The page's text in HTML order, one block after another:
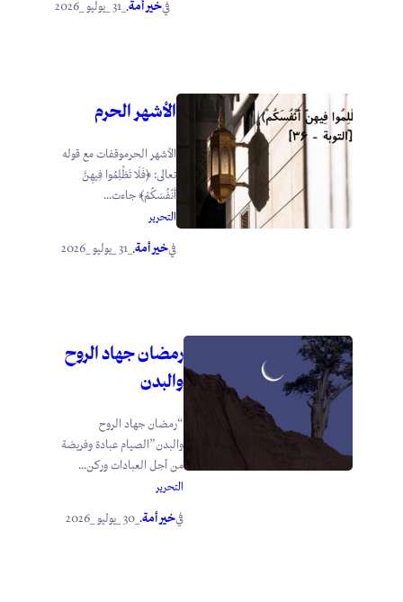
فيخير أمة.
الأشهر الحرم
الأشهر الحرموقفات مع قوله
تعالى: ﴿فَلَا تَظْلِمُوا فِيهِنَّ
أَنْفُسَكُمْ﴾ جاءت...
التحرير
فيخير أمة. _31 _يوليو _2026
رمضان جهاد الروح
والبدن
“رمضان جهاد الروح
والبدن”الصيام عبادة وفريضة
من أجل العبادات وركن...
التحرير
فيخير أمة.